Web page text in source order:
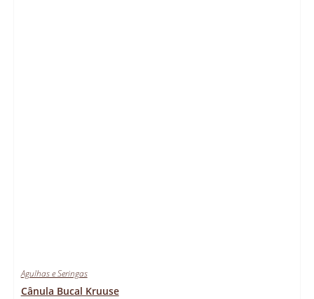
Agulhas e Seringas
Cânula Bucal Kruuse